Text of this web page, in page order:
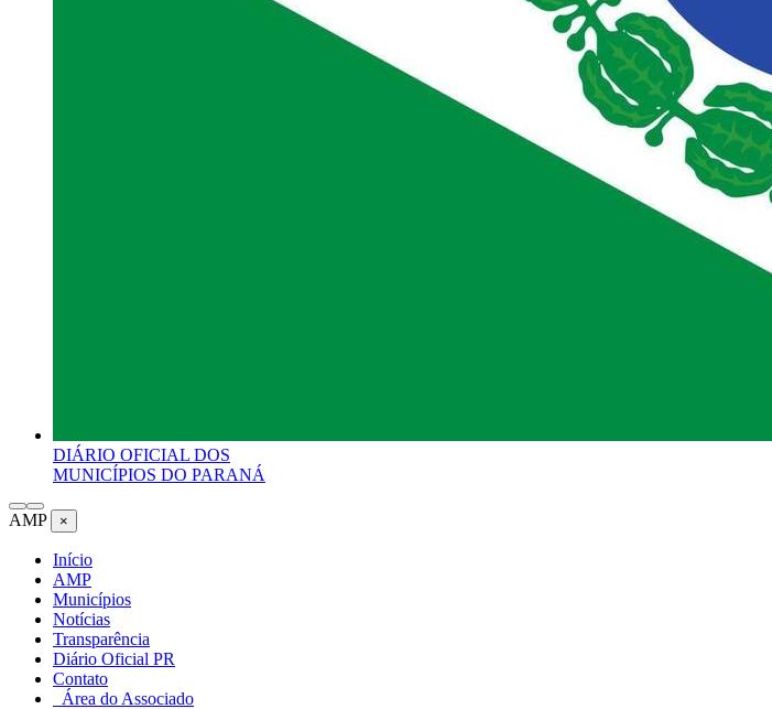
DIÁRIO OFICIAL DOS
MUNICÍPIOS DO PARANÁ
AMP ×
Início
AMP
Municípios
Notícias
Transparência
Diário Oficial PR
Contato
Área do Associado